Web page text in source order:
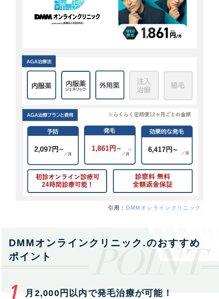
引用： DMMオンラインクリニック.
DMMオンラインクリニック.のおすすめ
ポイント
月2,000円以内で発毛治療が可能！